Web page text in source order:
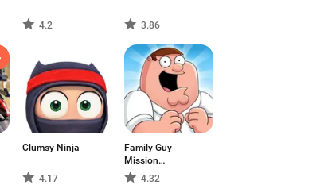
4.2 3.86
Clumsy Ninja
4.17
Family Guy
Mission
Sachensuche
4.32